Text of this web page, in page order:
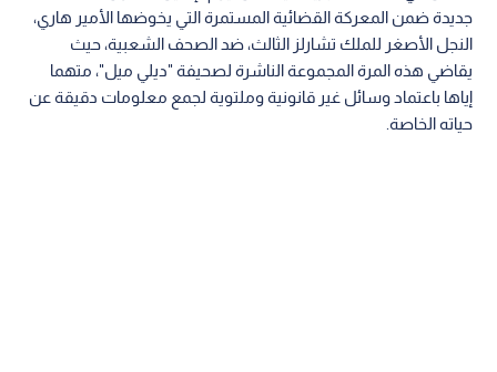
جديدة ضمن المعركة القضائية المستمرة التي يخوضها الأمير هاري،
النجل الأصغر للملك تشارلز الثالث، ضد الصحف الشعبية، حيث
يقاضي هذه المرة المجموعة الناشرة لصحيفة "ديلي ميل"، متهما
إياها باعتماد وسائل غير قانونية وملتوية لجمع معلومات دقيقة عن
حياته الخاصة.